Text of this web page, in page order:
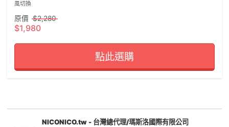
風切換
原價 $2,280
$1,980
點此選購
NICONICO.tw - 台灣總代理/瑪斯洛國際有限公司